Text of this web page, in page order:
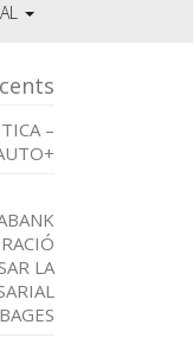
–
LA